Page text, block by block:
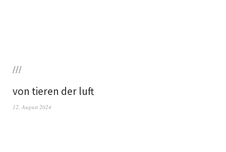
///
von tieren der luft
12. August 2024